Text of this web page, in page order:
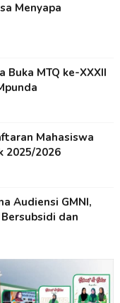
Menyapa
MTQ ke-XXXII
Mahasiswa
2025/2026
Audiensi GMNI,
dan